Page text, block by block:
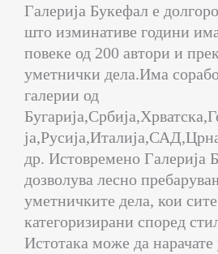
Галерија Букефал е
што изминативе години
повеке од 200 автори и
уметнички дела.Има
галерии од
др. Истовремено Галерија
дозволува лесно
уметничките дела, кои
категоризирани според
Истотака може да